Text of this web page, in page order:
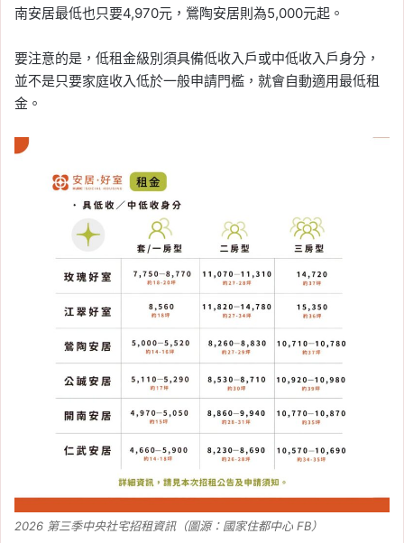
南安居最低也只要4,970元，鶯陶安居則為5,000元起。
要注意的是，低租金級別須具備低收入戶或中低收入戶身分，
並不是只要家庭收入低於一般申請門檻，就會自動適用最低租
金。
2026 第三季中央社宅招租資訊（圖源：國家住都中心 FB）